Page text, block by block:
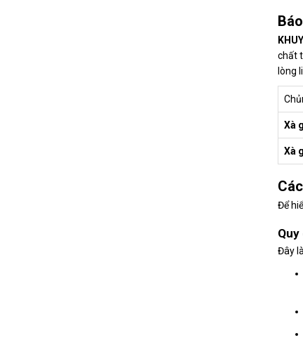
chất
lòng
Xà
Xà
Để
Quy
Đây